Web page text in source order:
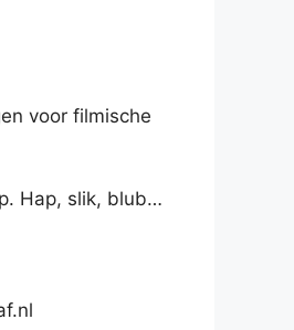
voor filmische
Hap, slik, blub…